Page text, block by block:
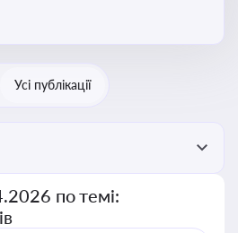
що стосуються
Усі публікації
по темі: